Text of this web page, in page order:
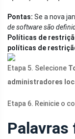
Pontas: Se a nova
de software são
Políticas de
políticas de
Etapa 5. Selecione
administradores
Etapa 6. Reinicie o
Palavras